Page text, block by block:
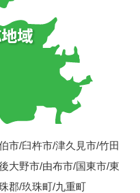
市/臼杵市/津久見市/竹田
大野市/由布市/国東市/東
郡/玖珠町/九重町